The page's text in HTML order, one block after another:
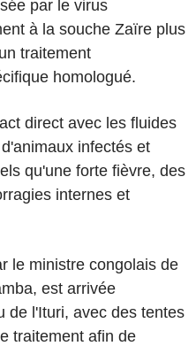
par le virus
à la souche Zaïre plus
traitement
homologué.
direct avec les fluides
infectés et
qu'une forte fièvre, des
internes et
le ministre congolais de
est arrivée
de l'Ituri, avec des tentes
traitement afin de